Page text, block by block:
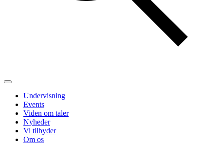
Undervisning
Events
Viden om taler
Nyheder
Vi tilbyder
Om os